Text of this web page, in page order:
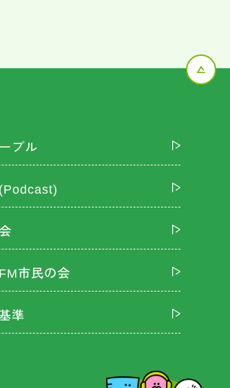
ブル
市民の会
準